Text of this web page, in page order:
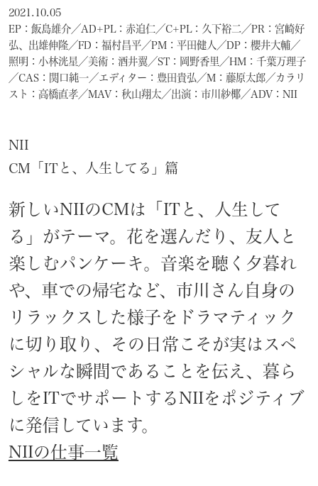
Apr, 20, 2026
THE ENDは、移転しました。
MAP
Mar, 10, 2026
more...
NII
CM「ITと、人生してる」篇
新しいNIIのCMは「ITと、人生して
る」がテーマ。花を選んだり、友人と
楽しむパンケーキ。音楽を聴く夕暮れ
や、車での帰宅など、市川さん自身の
リラックスした様子をドラマティック
に切り取り、その日常こそが実はスペ
シャルな瞬間であることを伝え、暮ら
しをITでサポートするNIIをポジティブ
に発信しています。
NIIの仕事一覧
2021.10.05
EP：飯島雄介／AD+PL：赤迫仁／C+PL：久下裕二／PR：宮崎好
弘、出雄伸隆／FD：福村昌平／PM：平田健人／DP：櫻井大輔／
照明：小林洸星／美術：酒井翼／ST：岡野香里／HM：千葉万理子
／CAS：関口純一／エディター：豊田貴弘／M：藤原太郎／カラリ
スト：高橋直孝／MAV：秋山翔太／出演：市川紗椰／ADV：NII